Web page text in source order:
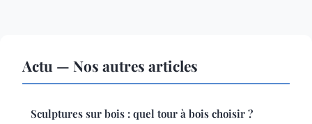
Actu — Nos autres articles
Sculptures sur bois : quel tour à bois choisir ?